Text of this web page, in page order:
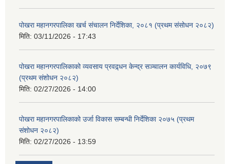
पोखरा महानगरपालिका खर्च संचालन निर्देशिका, २०८१ (प्रथम संसोधन २०८२)
मिति: 03/11/2026 - 17:43
पोखरा महानगरपालिकाको व्यवसाय प्रवद्र्धन केन्द्र सञ्चालन कार्यविधि, २०७९
(प्रथम संशोधन २०८२)
मिति: 02/27/2026 - 14:00
पोखरा महानगरपालिकाको उर्जा विकास सम्बन्धी निर्देशिका २०७५ (प्रथम
संशोधन २०८२)
मिति: 02/27/2026 - 13:59